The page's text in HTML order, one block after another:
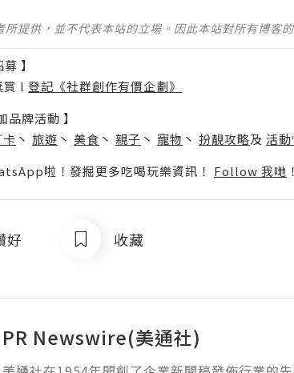
所提供，並不代表本站的立場。因此本站對所有博客
】
賞 l 登記《社群創作有價企劃》
品牌活動 】
丶 旅遊 丶 美食 丶 親子 丶 寵物 丶 扮靚攻略及 活
啦！發掘更多吃喝玩樂資訊！ Follow 我哋 ！
好 收藏
PR Newswire(美通社)